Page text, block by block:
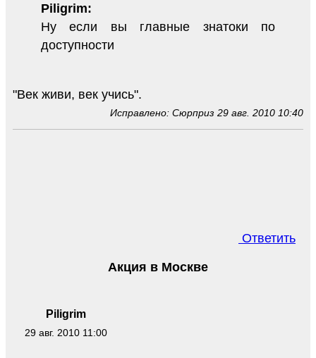
Piligrim:
Ну если вы главные знатоки по
доступности
"Век живи, век учись".
Исправлено: Сюрприз 29 авг. 2010 10:40
Ответить
Piligrim
29 авг. 2010 11:00
Акция в Москве